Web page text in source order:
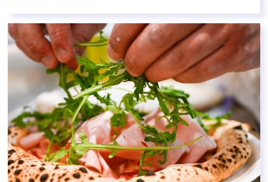
EN SAVOIR PLUS